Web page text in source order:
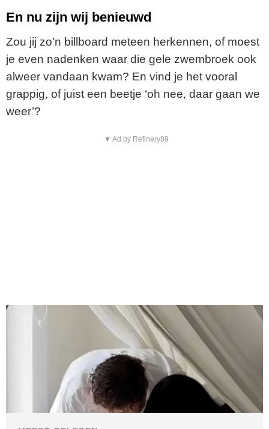
En nu zijn wij benieuwd
Zou jij zo’n billboard meteen herkennen, of moest
je even nadenken waar die gele zwembroek ook
alweer vandaan kwam? En vind je het vooral
grappig, of juist een beetje ‘oh nee, daar gaan we
weer’?
▼ Ad by Refinery89